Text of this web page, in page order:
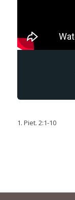
1. Piet. 2:1-10